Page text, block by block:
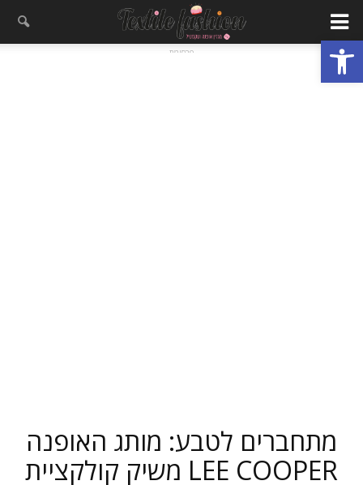
פתח סרגל נגישות - פרסומת -
מתחברים לטבע: מותג האופנה
LEE COOPER משיק קולקציית